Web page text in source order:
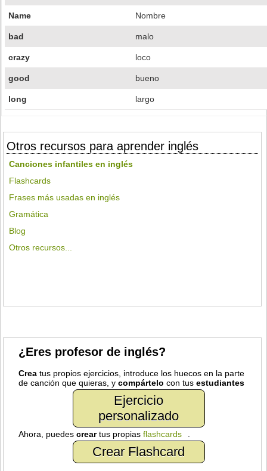
Name Nombre
bad malo
crazy loco
good bueno
long largo
Otros recursos para aprender inglés
Canciones infantiles en inglés
Flashcards
Frases más usadas en inglés
Gramática
Blog
Otros recursos...
¿Eres profesor de inglés?
Crea tus propios ejercicios, introduce los huecos en la parte
de canción que quieras, ycompártelo con tusestudiantes
Ejercicio
personalizado
Ahora, puedescreartus propiasflashcards
Crear Flashcard